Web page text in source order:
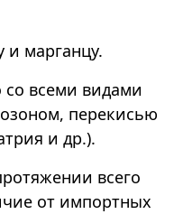
и марганцу.
всеми видами
перекисью
и др.).
всего
от импортных